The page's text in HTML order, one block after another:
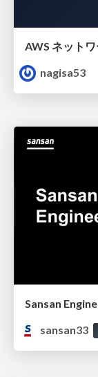
nagisa53
Sansan
sansan33